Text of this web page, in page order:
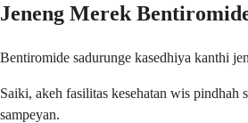
Jeneng Merek
Bentiromide sadurunge kasedhiya kanthi
Saiki, akeh fasilitas kesehatan wis
sampeyan.